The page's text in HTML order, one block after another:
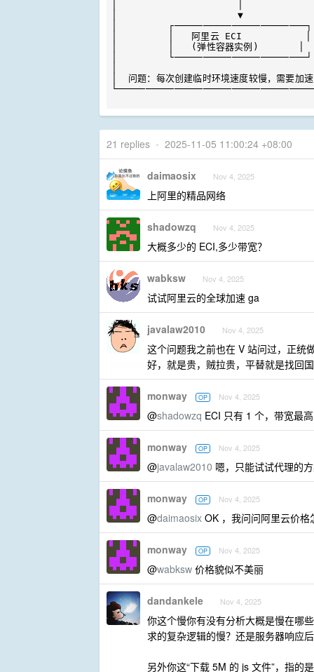
│                     ▼
│
│         │   阿里云 ECI
│         │   (弹性容器实例)
│
│  问题：每次创建临时环境速度较慢
21 replies • 2025-11-05 11:00:24 +08:00
daimaosix Nov 4, 2025
上阿里的精品网络
shadowzq Nov 4, 2025
大概多少的 ECI,多少带宽？
wabksw Nov 4, 2025
试试阿里云的全球加速 ga
javalaw2010 Nov 4, 2025
这个问题我之前也在 V 站问过，正统
好，就是贵，贼拉贵，平替就是找回
monway OP Nov 4, 2025
@shadowzq ECI 只有 1 个，带宽最
monway OP Nov 4, 2025
@javalaw2010 嗯，只能试试代理的
monway OP Nov 4, 2025
@daimaosix OK ，我问问阿里云价格
monway OP Nov 4, 2025
@wabksw 价格貌似不美丽
dandankele Nov 4, 2025
你这个慢你有没有分析大概是慢在哪
求的复杂逻辑的慢？还是服务器响应
另外你这“下载 5M 的 js 文件”，指的